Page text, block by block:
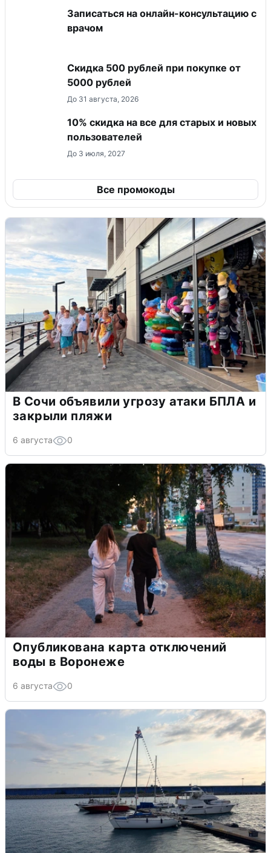
Записаться на онлайн-консультацию с
врачом
Скидка 500 рублей при покупке от
5000 рублей
До 31 августа, 2026
10% скидка на все для старых и новых
пользователей
До 3 июля, 2027
Все промокоды
В Сочи объявили угрозу атаки БПЛА и
закрыли пляжи
6 августа 0
Опубликована карта отключений
воды в Воронеже
6 августа 0